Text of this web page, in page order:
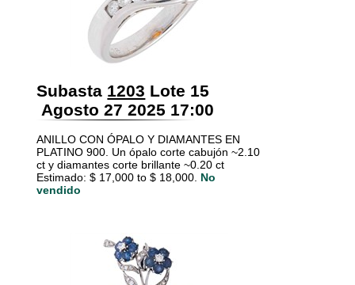
Subasta 1203 Lote 15
Agosto 27 2025 17:00
ANILLO CON ÓPALO Y DIAMANTES EN
PLATINO 900. Un ópalo corte cabujón ~2.10
ct y diamantes corte brillante ~0.20 ct
Estimado: $ 17,000 to $ 18,000. No
vendido